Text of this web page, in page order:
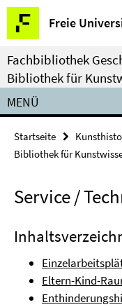
Springe
direkt
zu
Inhalt
Freie
Service-
Navigation
Fachbibliothek
Bibliothek für
MENÜ
Startseite
Bibliothek für
Service /
Eltern-Kind-